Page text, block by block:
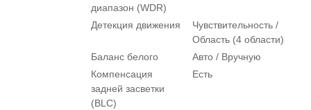
диапазон (WDR)
Детекция движения
Чувствительность /
Область (4 области)
Баланс белого
Авто / Вручную
Компенсация
задней засветки
(BLC)
Есть